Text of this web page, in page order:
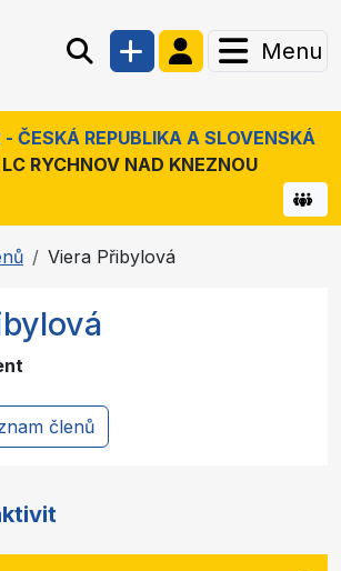
Menu
ČESKÁ REPUBLIKA A SLOVENSKÁ
LC RYCHNOV NAD KNEZNOU
Viera Přibylová
členů